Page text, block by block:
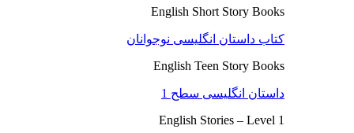
English Short Story Books
کتاب داستان انگلیسی نوجوانان
English Teen Story Books
داستان انگلیسی سطح 1
English Stories – Level 1